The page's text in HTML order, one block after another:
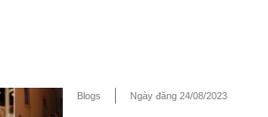
Blogs Ngày đăng 24/08/2023